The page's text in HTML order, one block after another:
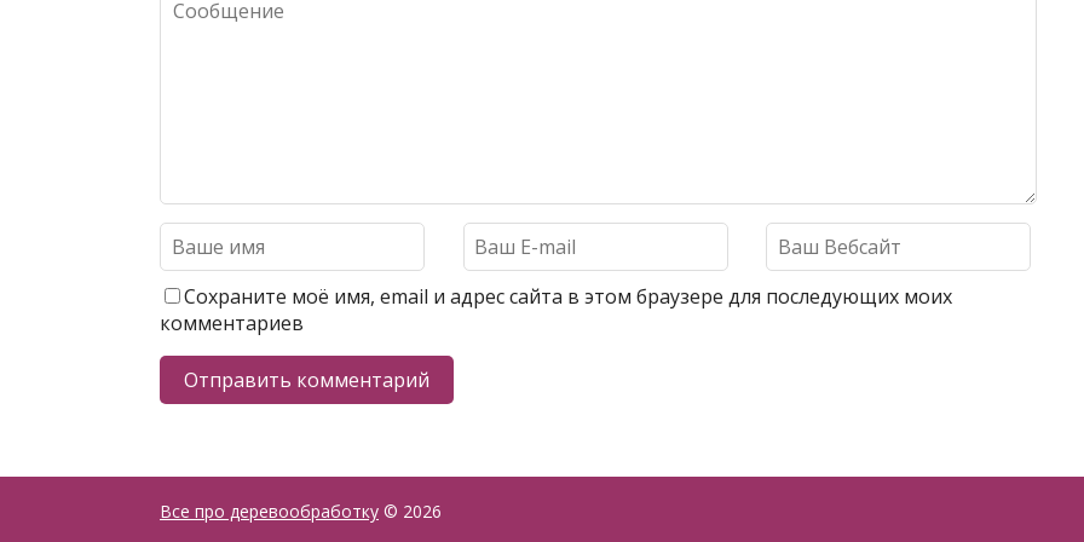
Сохраните моё имя, email и адрес сайта в этом браузере для последующих моих
комментариев
Все про деревообработку © 2026